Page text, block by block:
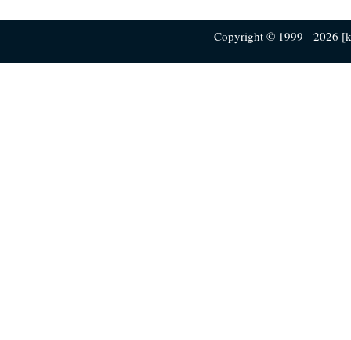
Copyright © 1999 - 2026